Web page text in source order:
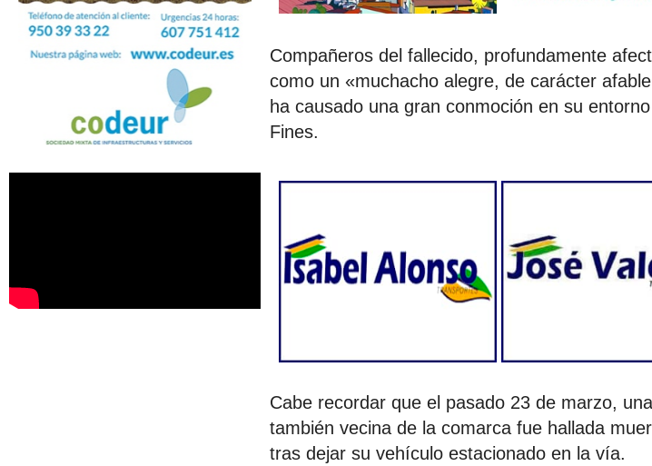
Compañeros del fallecido, profundamente
como un «muchacho alegre, de carácter
ha causado una gran conmoción en su
Fines.
Cabe recordar que el pasado 23 de marzo,
también vecina de la comarca fue hallada
tras dejar su vehículo estacionado en la vía.